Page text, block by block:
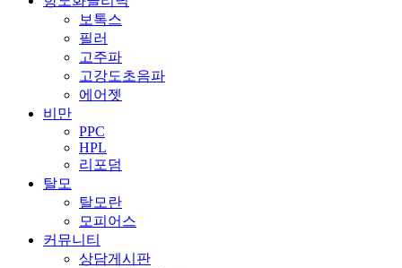
보톡스
필러
고주파
고강도초음파
에어젯
비만
PPC
HPL
리포덤
탈모
탈모란
모피어스
커뮤니티
상담게시판